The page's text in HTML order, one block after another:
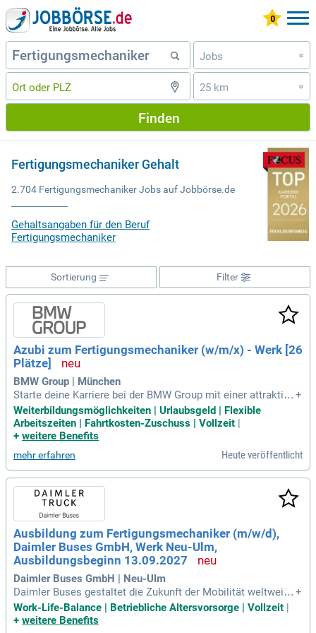
Jobs »
25 km »
Finden
Fertigungsmechaniker Gehalt
2.704 Fertigungsmechaniker Jobs auf Jobbörse.de
Gehaltsangaben für den Beruf
Fertigungsmechaniker
Filter
Sortierung
Azubi zum Fertigungsmechaniker (w/m/x) - Werk [26
Plätze]
BMW Group | München
Starte deine Karriere bei der BMW Group mit einer attraktive
n Ausbildung, die mehr bietet als nur spannende Aufgaben.
Profitiere von individuellen Fahrtkostenzuschüssen und dem
kostenlosen Deutschlandticket, sowie von vergünstigten W
itarbeiterrabatte und ein breites Angebot an Fitness- und Fre
izeitmöglichkeiten. Nach erfolgreichem Abschluss deiner A
usbildung erhältst du nicht nur eine faire Vergütung inklusiv
e Weihnachts- und Urlaubsgeld, sondern auch hervorragend
e Übernahmechancen. Flexible Arbeitszeiten und persönlich
e Förderung unterstützen deine Entwicklung. Informiere dich
und bewirb dich jetzt auf bmw.jobs/waswirbieten!
+
Weiterbildungsmöglichkeiten | Urlaubsgeld | Flexible
Arbeitszeiten | Fahrtkosten-Zuschuss | Vollzeit |
+ weitere Benefits
mehr erfahren Heute veröffentlicht
Ausbildung zum Fertigungsmechaniker (m/w/d),
Daimler Buses GmbH, Werk Neu-Ulm,
Ausbildungsbeginn 13.09.2027
Daimler Buses GmbH | Neu-Ulm
Daimler Buses gestaltet die Zukunft der Mobilität weltweit u
nd setzt dabei auf innovative Lösungen. Als führender Bush
ersteller entwickeln wir nicht nur erstklassige Busse, sonde
+
Work-Life-Balance | Betriebliche Altersvorsorge | Vollzeit
+ weitere Benefits